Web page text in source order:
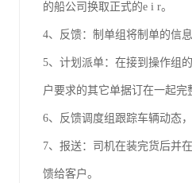
的船公司换取正式的e i r。
4、反馈：制单组将制单的信
5、计划派单：在接到操作组
户要求的其它单据订在一起
6、反馈调度组跟踪车辆动态
7、报送：司机在装完货后并
馈给客户。